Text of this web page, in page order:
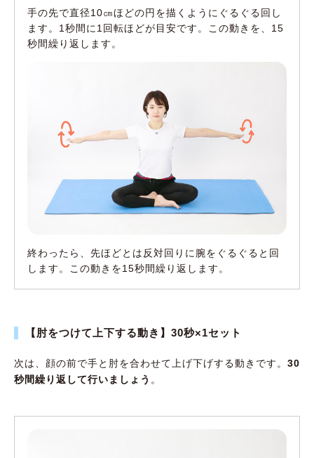
手の先で直径10㎝ほどの円を描くようにぐるぐる回し
ます。1秒間に1回転ほどが目安です。この動きを、15
秒間繰り返します。
終わったら、先ほどとは反対回りに腕をぐるぐると回
します。この動きを15秒間繰り返します。
【肘をつけて上下する動き】30秒×1セット
次は、顔の前で手と肘を合わせて上げ下げする動きです。 30
秒間繰り返して行いましょう 。